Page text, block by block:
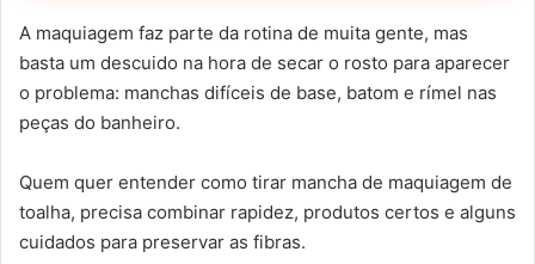
A maquiagem faz parte da rotina de muita gente, mas
basta um descuido na hora de secar o rosto para aparecer
o problema: manchas difíceis de base, batom e rímel nas
peças do banheiro.
Quem quer entender como tirar mancha de maquiagem de
toalha, precisa combinar rapidez, produtos certos e alguns
cuidados para preservar as fibras.